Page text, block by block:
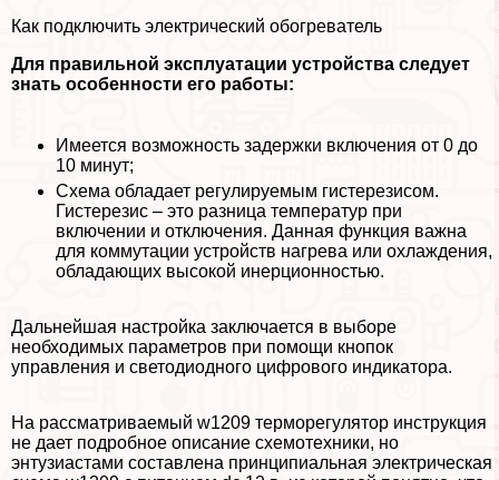
Как подключить электрический обогреватель
Для правильной эксплуатации устройства следует
знать особенности его работы:
Имеется возможность задержки включения от 0 до
10 минут;
Схема обладает регулируемым гистерезисом.
Гистерезис – это разница температур при
включении и отключения. Данная функция важна
для коммутации устройств нагрева или охлаждения,
обладающих высокой инерционностью.
Дальнейшая настройка заключается в выборе
необходимых параметров при помощи кнопок
управления и светодиодного цифрового индикатора.
На рассматриваемый w1209 терморегулятор инструкция
не дает подробное описание схемотехники, но
энтузиастами составлена принципиальная электрическая